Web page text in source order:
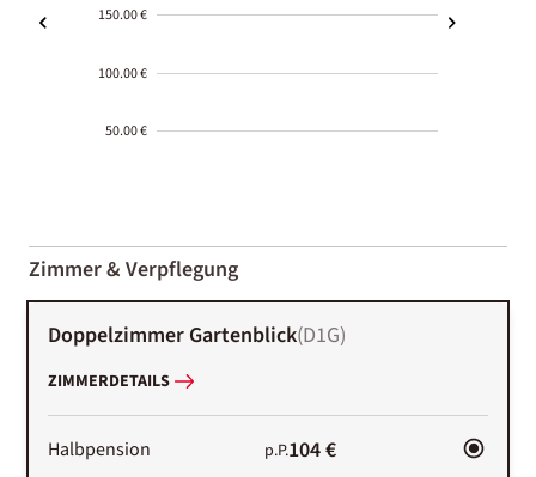
150.00 €
100.00 €
50.00 €
01-02
Zimmer & Verpflegung
Doppelzimmer Gartenblick(D1G)
ZIMMERDETAILS
Halbpension p.P.104 €